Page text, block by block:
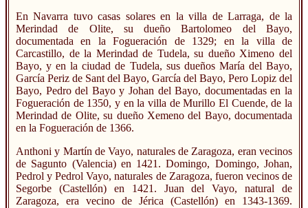
En Navarra tuvo casas solares en la villa de Larraga, de la
Merindad de Olite, su dueño Bartolomeo del Bayo,
documentada en la Fogueración de 1329; en la villa de
Carcastillo, de la Merindad de Tudela, su dueño Ximeno del
Bayo, y en la ciudad de Tudela, sus dueños María del Bayo,
García Periz de Sant del Bayo, García del Bayo, Pero Lopiz del
Bayo, Pedro del Bayo y Johan del Bayo, documentadas en la
Fogueración de 1350, y en la villa de Murillo El Cuende, de la
Merindad de Olite, su dueño Xemeno del Bayo, documentada
en la Fogueración de 1366.
Anthoni y Martín de Vayo, naturales de Zaragoza, eran vecinos
de Sagunto (Valencia) en 1421. Domingo, Domingo, Johan,
Pedrol y Pedrol Vayo, naturales de Zaragoza, fueron vecinos de
Segorbe (Castellón) en 1421. Juan del Vayo, natural de
Zaragoza, era vecino de Jérica (Castellón) en 1343-1369.